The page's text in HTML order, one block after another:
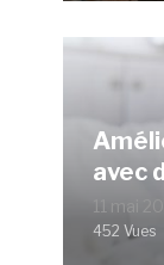
avec
11 mai
452 Vues